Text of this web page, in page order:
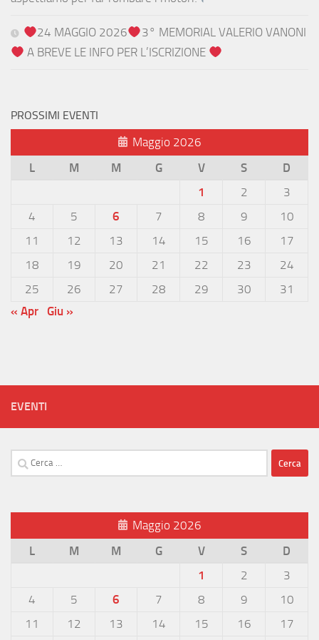
24 MAGGIO 2026
3° MEMORIAL VALERIO VANONI
A BREVE LE INFO PER L’ISCRIZIONE
PROSSIMI EVENTI
Maggio 2026
L
M M G V S
D
1
2
3
4
5 6 7 8 9
10
11
12 13 14 15 16
17
18
19 20 21 22 23
24
25
26 27 28 29 30
31
« Apr Giu »
EVENTI
Ricerca
per:
Maggio 2026
L
M M G V S
D
1
2
3
4
5 6 7 8 9
10
11
12 13 14 15 16
17